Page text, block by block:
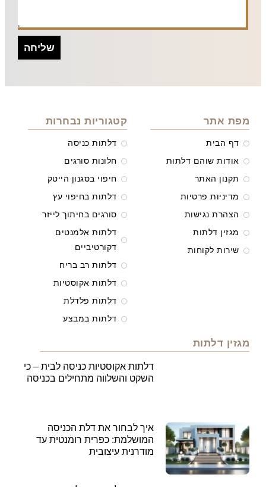
שליחה
מפת אתר
דף הבית
אודות שוהם דלתות
תקנון האתר
מדיניות פרטיות
הצהרת נגישות
מגזין דלתות
שירות לקוחות
קטגוריות נבחרות
דלתות כניסה
חלונות סורגים
חיפוי בסגנון הייטק
דלתות בחיפוי עץ
סורגים בחיתוך לייזר
דלתות אלמנטים
דקורטיביים
דלתות רב בריח
דלתות אקוסטיות
דלתות פלדלת
דלתות במבצע
מגזין דלתות
דלתות אקוסטיות כניסה לבית – כי
השקט והשלווה מתחילים בכניסה
איך לבחור את דלת הכניסה
המושלמת: כפרית רומנטית עד
מודרנית עיצובית